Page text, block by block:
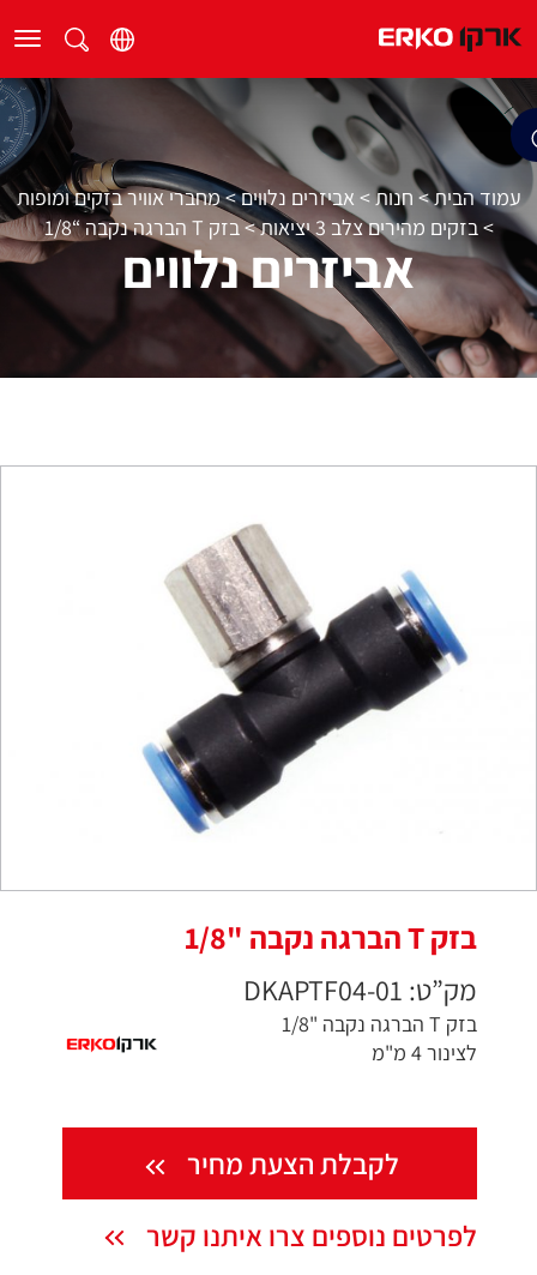
עמוד הבית>חנות> אביזרים נלווים>מחברי אוויר בזקים ומופות
> בזקים מהירים צלב 3 יציאות >בזק T הברגה נקבה “1/8
אביזרים נלווים
בזק T הברגה נקבה "1/8
מק”ט: DKAPTF04-01
בזק T הברגה נקבה "1/8
לצינור 4 מ"מ
לקבלת הצעת מחיר
לפרטים נוספים צרו איתנו קשר